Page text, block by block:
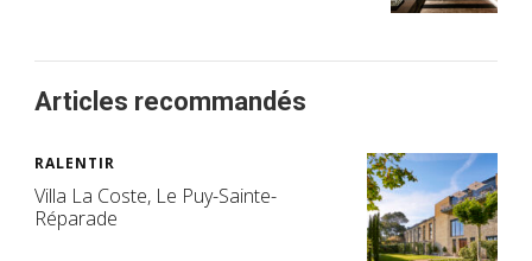
Articles recommandés
RALENTIR
Villa La Coste, Le Puy-Sainte-
Réparade